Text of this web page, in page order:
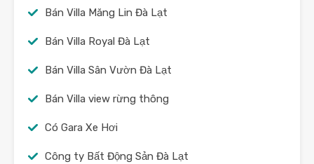
Bán Villa Măng Lin Đà Lạt
Bán Villa Royal Đà Lạt
Bán Villa Sân Vườn Đà Lạt
Bán Villa view rừng thông
Có Gara Xe Hơi
Công ty Bất Động Sản Đà Lạt